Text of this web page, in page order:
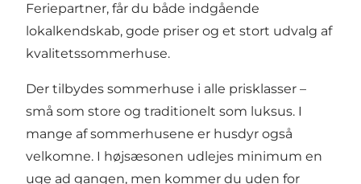
Feriepartner, får du både indgående
lokalkendskab, gode priser og et stort udvalg af
kvalitetssommerhuse.
Der tilbydes sommerhuse i alle prisklasser –
små som store og traditionelt som luksus. I
mange af sommerhusene er husdyr også
velkomne. I højsæsonen udlejes minimum en
uge ad gangen, men kommer du uden for